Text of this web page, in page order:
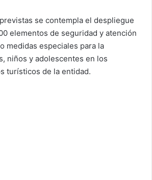
se contempla el despliegue
elementos de seguridad y atención
medidas especiales para la
niños y adolescentes en los
turísticos de la entidad.